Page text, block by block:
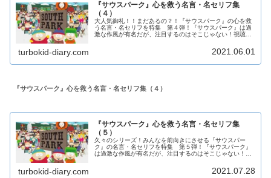
『サウスパーク』心を救う名言・名セリフ集
（４）
大人気御礼！！まだあるの？！『サウスパーク』の心を救
う名言・名セリフを特集 第４弾！『サウスパーク』は過
激な作風が有名だが、注目するのはそこじゃない！視聴者
turbokid-diary.com 2021.06.01
『サウスパーク』心を救う名言・名セリフ集（４）
『サウスパーク』心を救う名言・名セリフ集
（５）
久々のシリーズ！みんなを前向きにさせる『サウスパー
ク』の名言・名セリフを特集 第５弾！『サウスパーク』
は過激な作風が有名だが、注目するのはそこじゃない！視
turbokid-diary.com 2021.07.28